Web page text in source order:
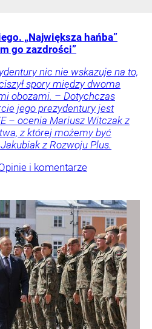
„Największa hańba”
go zazdrości”
nic nie wskazuje na to,
spory między dwoma
obozami. – Dotychczas
jego prezydentury jest
– ocenia Mariusz Witczak z
z której możemy być
z Rozwoju Plus.
i komentarze